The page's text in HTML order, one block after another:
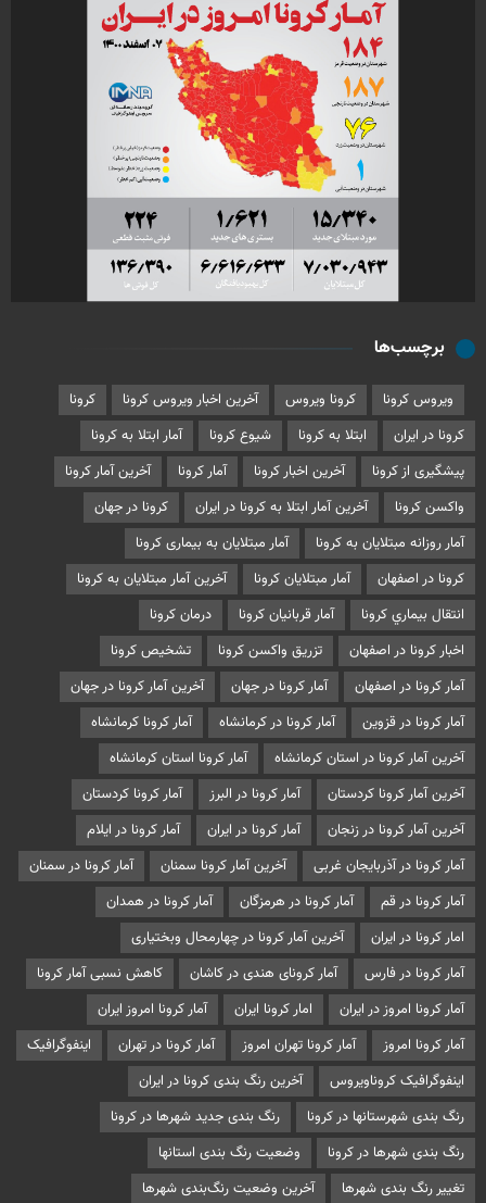
برچسب‌ها
ویروس کرونا کرونا ویروس آخرین اخبار ویروس کرونا
کرونا
کرونا در ایران
ابتلا به کرونا شیوع کرونا
آمار ابتلا به کرونا
پیشگیری از کرونا
آخرین اخبار کرونا آمار کرونا
آخرین آمار کرونا
واکسن کرونا
آخرین آمار ابتلا به کرونا در ایران
کرونا در جهان
آمار روزانه مبتلایان به کرونا
آمار مبتلایان به بیماری کرونا
کرونا در اصفهان
آمار مبتلایان کرونا
آخرین آمار مبتلایان به کرونا
انتقال بيماري کرونا
آمار قربانیان کرونا
درمان کرونا
اخبار کرونا در اصفهان
تزريق واکسن کرونا
تشخیص کرونا
آمار کرونا در اصفهان
آمار کرونا در جهان
آخرین آمار کرونا در جهان
آمار کرونا در قزوین
آمار کرونا در کرمانشاه
آمار کرونا کرمانشاه
آخرین آمار کرونا در استان کرمانشاه
آمار کرونا استان کرمانشاه
آخرین آمار کرونا کردستان
آمار کرونا در البرز
آمار کرونا کردستان
آخرین آمار کرونا در زنجان
آمار کرونا در ایران
آمار کرونا در ایلام
آمار کرونا در آذربایجان غربی
آخرین آمار کرونا سمنان
آمار کرونا در سمنان
آمار کرونا در قم
آمار کرونا در هرمزگان
آمار کرونا در همدان
امار کرونا در ایران
آخرین آمار کرونا در چهارمحال وبختیاری
آمار کرونا در فارس
آمار کرونای هندی در کاشان
کاهش نسبی آمار کرونا
آمار کرونا امروز در ایران
امار کرونا ایران
آمار کرونا امروز ایران
آمار کرونا امروز
آمار کرونا تهران امروز آمار کرونا در تهران
اینفوگرافیک
اینفوگرافیک کروناویروس
آخرین رنگ بندی کرونا در ایران
رنگ بندی شهرستانها در کرونا
رنگ بندی جدید شهرها در کرونا
رنگ بندی شهرها در کرونا
وضعیت رنگ بندی استانها
تغییر رنگ بندی شهرها
آخرین وضعیت رنگ‌بندی شهرها